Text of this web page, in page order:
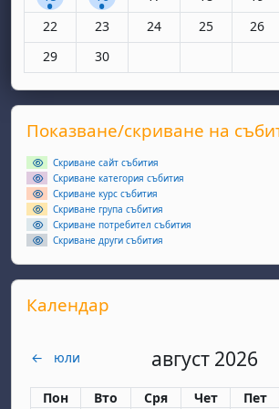
Няма събития, понеделник, 22 юни
22 Няма събития, вторник, 23 юни
23 Няма събития, сряда,
24 Няма
25 26
Няма събития, понеделник, 29 юни
29 Няма събития, вторник, 30 юни
30
Supplementary blocks
Прескочи Показване/скриване на събития
Показване/скриване на
Скриване сайт събития
Скриване категория събития
Скриване курс събития
Скриване група събития
Скриване потребител събития
Скриване други събития
Прескочи Календар
Календар
← юли август 2026
Понеделник
Пон вторник
Вто сряда
Сря четвъртък
Чет петък
Пет